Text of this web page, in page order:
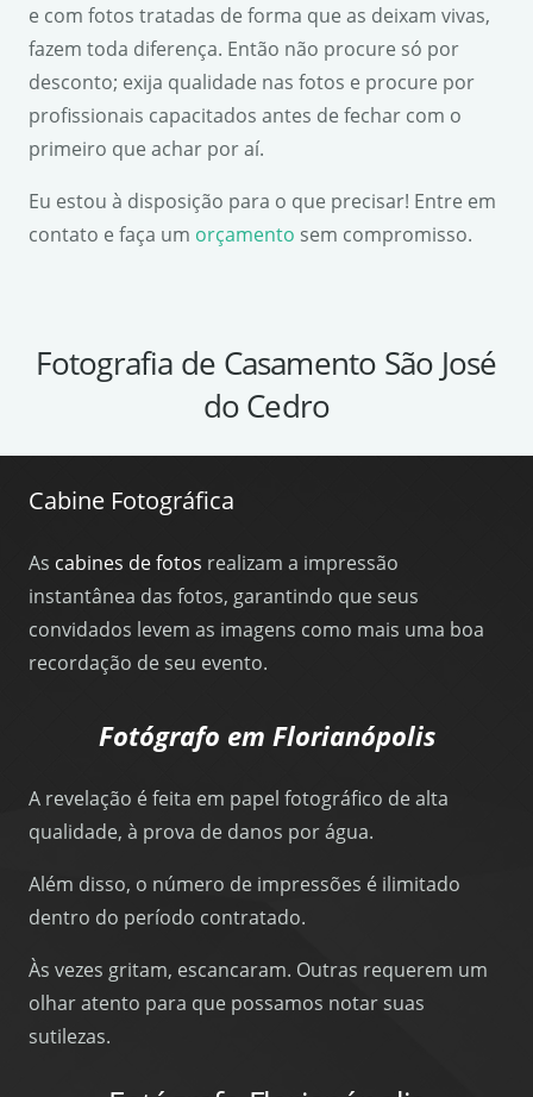
e com fotos tratadas de forma que as deixam vivas,
fazem toda diferença. Então não procure só por
desconto; exija qualidade nas fotos e procure por
profissionais capacitados antes de fechar com o
primeiro que achar por aí.
Eu estou à disposição para o que precisar! Entre em
contato e faça um orçamento sem compromisso.
Fotografia de Casamento São José
do Cedro
Cabine Fotográfica
As cabines de fotos realizam a impressão
instantânea das fotos, garantindo que seus
convidados levem as imagens como mais uma boa
recordação de seu evento.
Fotógrafo em Florianópolis
A revelação é feita em papel fotográfico de alta
qualidade, à prova de danos por água.
Além disso, o número de impressões é ilimitado
dentro do período contratado.
Às vezes gritam, escancaram. Outras requerem um
olhar atento para que possamos notar suas
sutilezas.